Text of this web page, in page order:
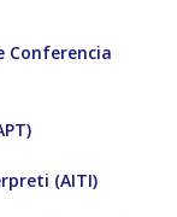
Conferencia
(AITI)